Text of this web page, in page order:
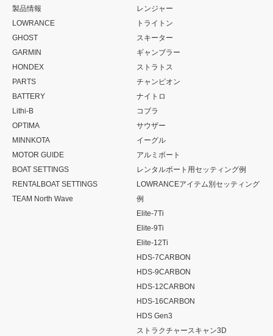
製品情報
LOWRANCE
GHOST
GARMIN
HONDEX
PARTS
BATTERY
Lithi-B
OPTIMA
MINNKOTA
MOTOR GUIDE
BOAT SETTINGS
RENTALBOAT SETTINGS
TEAM North Wave
レンジャー
トライトン
スキーター
ギャンブラー
ストラトス
チャンピオン
ナイトロ
コブラ
サウザー
イーグル
アルミボート
レンタルボート用セッティング例
LOWRANCEアイテム別セッティング
例
Elite-7Ti
Elite-9Ti
Elite-12Ti
HDS-7CARBON
HDS-9CARBON
HDS-12CARBON
HDS-16CARBON
HDS Gen3
ストラクチャースキャン3D